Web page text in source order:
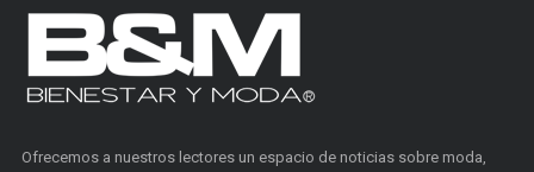
Ofrecemos a nuestros lectores un espacio de noticias sobre moda,